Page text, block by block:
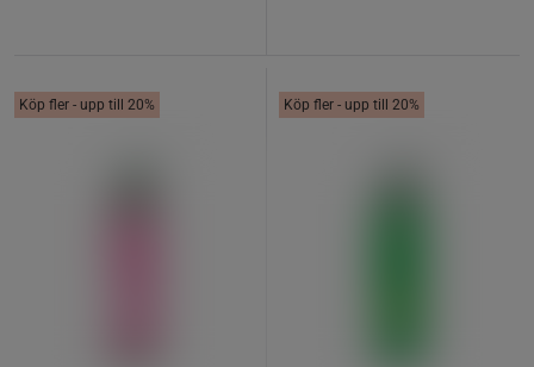
Köp fler - upp till 20% Köp fler - upp till 20%